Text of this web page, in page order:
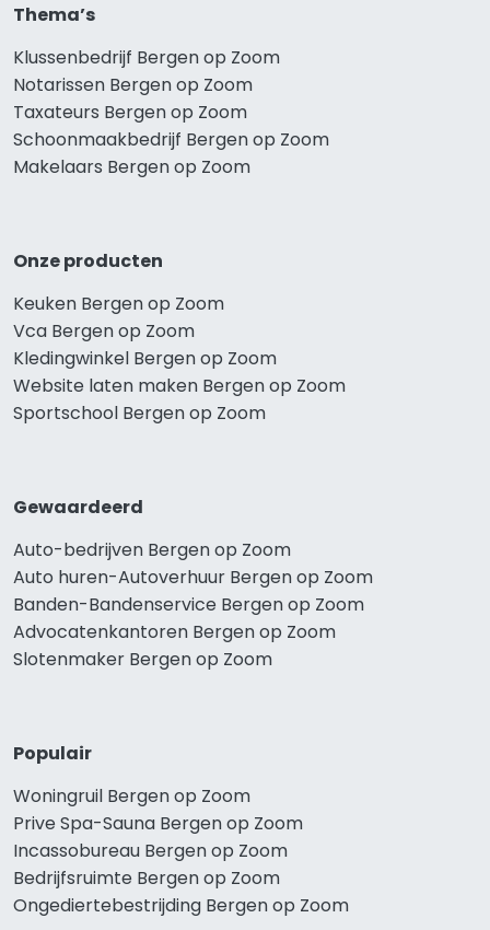
Thema’s
Klussenbedrijf Bergen op Zoom
Notarissen Bergen op Zoom
Taxateurs Bergen op Zoom
Schoonmaakbedrijf Bergen op Zoom
Makelaars Bergen op Zoom
Onze producten
Keuken Bergen op Zoom
Vca Bergen op Zoom
Kledingwinkel Bergen op Zoom
Website laten maken Bergen op Zoom
Sportschool Bergen op Zoom
Gewaardeerd
Auto-bedrijven Bergen op Zoom
Auto huren-Autoverhuur Bergen op Zoom
Banden-Bandenservice Bergen op Zoom
Advocatenkantoren Bergen op Zoom
Slotenmaker Bergen op Zoom
Populair
Woningruil Bergen op Zoom
Prive Spa-Sauna Bergen op Zoom
Incassobureau Bergen op Zoom
Bedrijfsruimte Bergen op Zoom
Ongediertebestrijding Bergen op Zoom